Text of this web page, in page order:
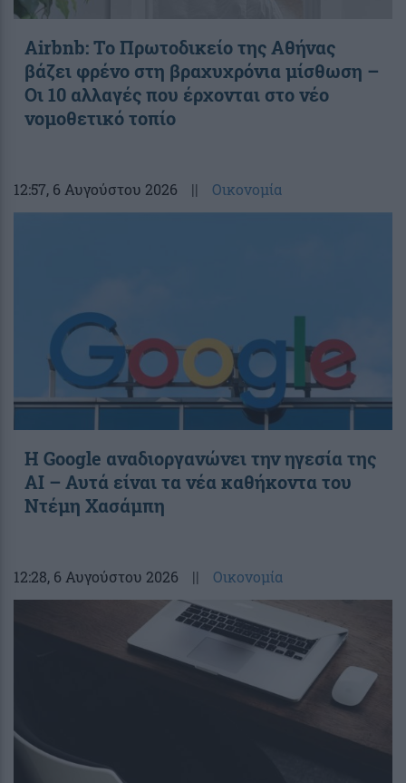
Airbnb: Το Πρωτοδικείο της Αθήνας
βάζει φρένο στη βραχυχρόνια μίσθωση –
Οι 10 αλλαγές που έρχονται στο νέο
νομοθετικό τοπίο
12:57, 6 Αυγούστου 2026 || Οικονομία
Η Google αναδιοργανώνει την ηγεσία της
AI – Αυτά είναι τα νέα καθήκοντα του
Ντέμη Χασάμπη
12:28, 6 Αυγούστου 2026 || Οικονομία